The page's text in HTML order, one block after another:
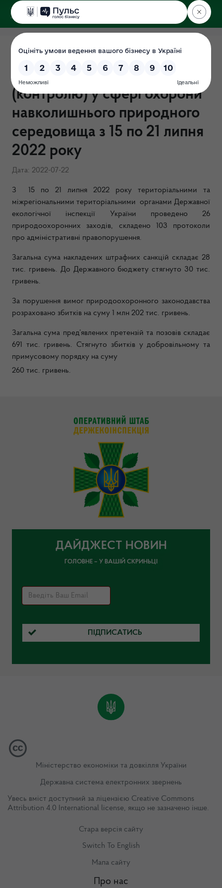
ДЕРЖЕКОІНСПЕКЦІЯ
Результати здійснення
державного нагляду
(контролю) у сфері охорони
навколишнього природного
середовища з 15 по 21 липня
2022 року
Дата: 2022-07-22
З 15 по 21 липня 2022 року територіальними та
міжрегіональними територіальними органами Державної
екологічної інспекції України проведено 26
природоохоронних заходів, складено 103 протоколи
про адміністративні правопорушення.
Загальна сума накладених штрафних санкцій складає 28
тис. гривень. До Державного бюджету стягнуто 30 тис.
гривень.
За порушення вимог природоохоронного законодавства
розраховано збитків на суму 1 млн 202 тис. гривень.
Загальна сума пред’явлених претензій та позовів складає
691 тис. гривень. Стягнуто збитків у добровільному та
примусовому порядку на суму
260 тис. гривень.
ДАЙДЖЕСТ НОВИН
ГОЛОВНЕ – У ВАШІЙ СКРИНЬЦІ
ПІДПИСАТИСЬ
Міністерство економіки та довкілля України
Державна система електронних звернень
Увесь вміст доступний за ліцензією Creative Commons
Attribution 4.0 International license, якщо не зазначено інше.
Стара версія сайту
Switch To English
Мапа сайту
Про нас